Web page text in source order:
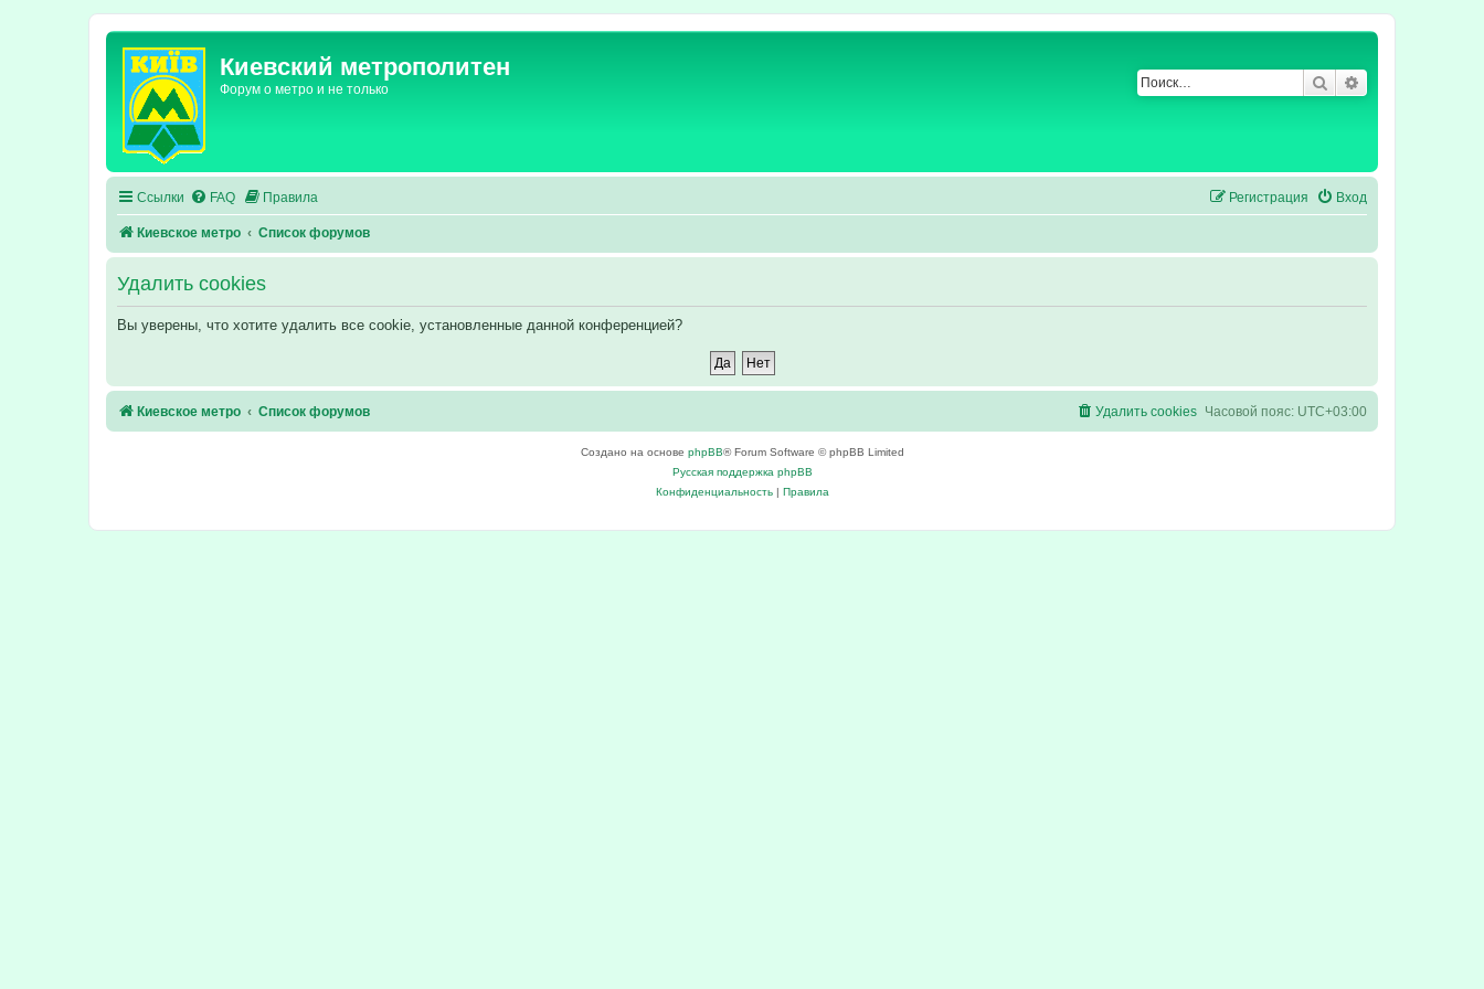
Киевский метрополитен
Форум о метро и не только Поиск
Ссылки FAQ Правила Вход
Регистрация
Киевское метро Список форумов
Удалить cookies
Вы уверены, что хотите удалить все cookie, установленные данной конференцией?
Киевское метро Список форумов Часовой пояс: UTC+03:00
Удалить cookies
Создано на основе phpBB® Forum Software © phpBB Limited
Русская поддержка phpBB
Конфиденциальность| Правила